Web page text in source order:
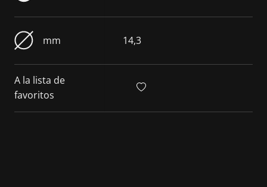
mm 14,3
A la lista de
favoritos